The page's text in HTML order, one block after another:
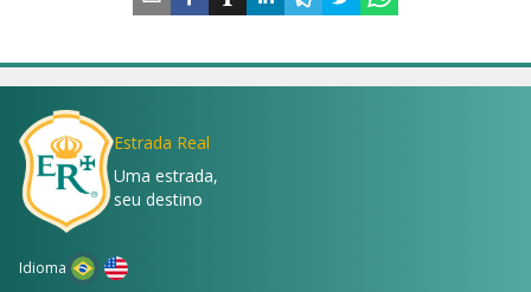
Estrada Real
Uma estrada,
seu destino
Idioma